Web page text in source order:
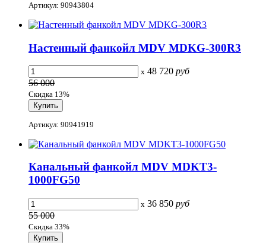
Артикул: 90943804
Настенный фанкойл MDV MDKG-300R3
x 48 720 руб
56 000
Скидка 13%
Артикул: 90941919
Канальный фанкойл MDV MDKT3-
1000FG50
x 36 850 руб
55 000
Скидка 33%